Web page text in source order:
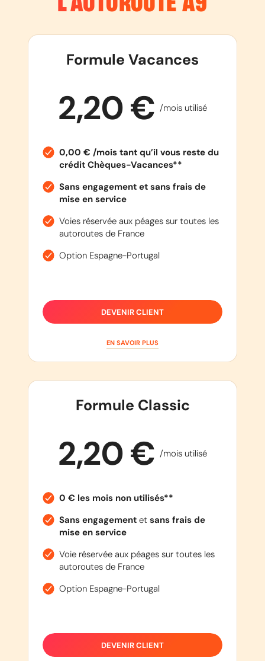
Formule Vacances
2,20 € /mois utilisé
0,00 € /mois tant qu’il vous reste du
crédit Chèques-Vacances**
Sans engagement et sans frais de
mise en service
Voies réservée aux péages sur toutes les
autoroutes de France
Option Espagne-Portugal
DEVENIR CLIENT
EN SAVOIR PLUS
Formule Classic
2,20 € /mois utilisé
0 € les mois non utilisés**
Sans engagementet sans frais de
mise en service
Voie réservée aux péages sur toutes les
autoroutes de France
Option Espagne-Portugal
DEVENIR CLIENT